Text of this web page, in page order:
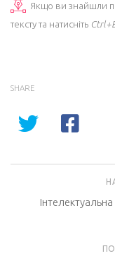
Якщо ви знайшли
тексту та натисніть
SHARE